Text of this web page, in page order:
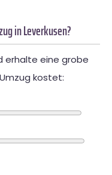
in Leverkusen?
erhalte eine grobe
kostet: